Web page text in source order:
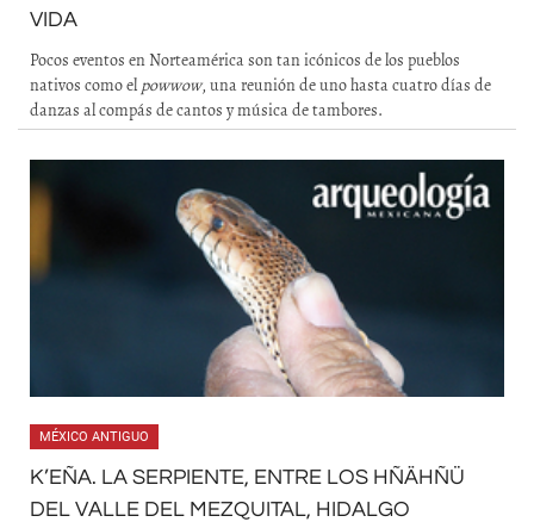
VIDA
Pocos eventos en Norteamérica son tan icónicos de los pueblos
nativos como el powwow, una reunión de uno hasta cuatro días de
danzas al compás de cantos y música de tambores.
MÉXICO ANTIGUO
K’EÑA. LA SERPIENTE, ENTRE LOS HÑÄHÑÜ
DEL VALLE DEL MEZQUITAL, HIDALGO